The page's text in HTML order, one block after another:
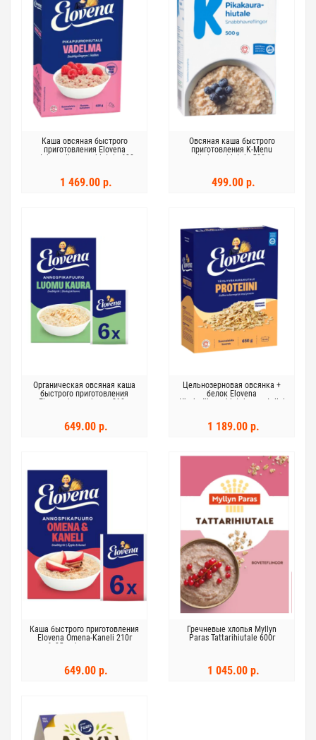
Каша овсяная быстрого
приготовления Elovena
vadelma pikapuurohiutale 630 г
1 469.00 р.
Овсяная каша быстрого
приготовления K-Menu
pikakaurahiutale 500 г
499.00 р.
Органическая овсяная каша
быстрого приготовления
Elovena luomu kaura 210 г
649.00 р.
Цельнозерновая овсянка +
белок Elovena
täysjyväkaurahiutale +proteiini
1 189.00 р.
Каша быстрого приготовления
Elovena Omena-Kaneli 210г
6х35г яблоко корица
649.00 р.
Гречневые хлопья Myllyn
Paras Tattarihiutale 600г
1 045.00 р.